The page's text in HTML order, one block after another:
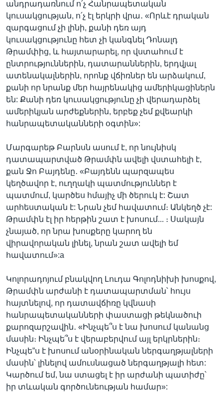
անդրադառնում ո՛չ Հանրապետական
կուսակցության, ո՛չ էլ երկրի վրա․ «Որևէ դրական
զարգացում չի լինի, քանի դեռ այդ
կուսակցությունը հետ չի կանգնել Դոնալդ
Թրամփից, և հայտարարել, որ վստահում է
ընտրություններին, դատարաններին, երդվյալ
ատենակալներին, որոնք վճիռներ են արձակում,
քանի որ նրանք մեր հայրենակից ամերիկացիներն
են: Քանի դեռ կուսակցությունը չի վերադարձել
ամերիկյան արժեքներին, երբեք չեմ քվեարկի
հանրապետականների օգտին»:
Մարգարեթ Բարնսն ասում է, որ նույնիսկ
դատապարտված Թրամփն ավելի վստահելի է,
քան Ջո Բայդենը․ «Բայդենն պարզապես
կեղծավոր է, ուղղակի պատմություններ է
պատմում, կարծես հմայիչ մի ծերուկ է: Շատ
արհեստական է: Նրան չեմ հավատում։ Անկեղծ չէ:
Թրամփն էլ իր հերթին շատ է խոսում... ։ Սակայն
չնայած, որ նրա խոսքերը կարող են
վիրավորական լինել, նրան շատ ավելի եմ
հավատում»:a
Կոլորադոյում բնակվող Լուդա Գոլոդնիխի խոսքով,
Թրամփն արժանի է դատապարտման՝ հույս
հայտնելով, որ դատավճիռը կվնասի
հանրապետականների փաստացի թեկնածուի
քարոզարշավին․ «Ինչպե՞ս է նա խոսում կանանց
մասին։ Ինչպե՞ս է վերաբերվում այլ երկրներին։
Ինչպե”ս է խոսում անօրինական ներգաղթյալների
մասին՝ լինելով ամուսնացած ներգաղթյալի հետ:
Կարծում եմ, նա ստացել է իր արժանի պատիժը՝
իր տևական գործունեության համար»: